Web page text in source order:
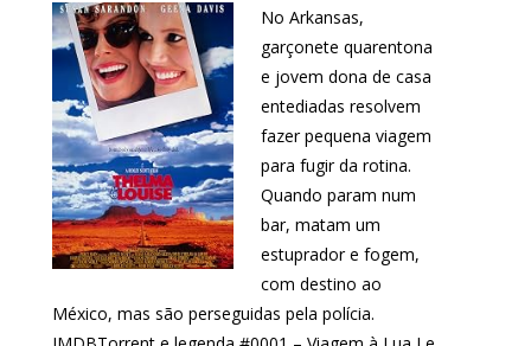
No Arkansas,
garçonete quarentona
e jovem dona de casa
entediadas resolvem
fazer pequena viagem
para fugir da rotina.
Quando param num
bar, matam um
estuprador e fogem,
com destino ao
México, mas são perseguidas pela polícia.